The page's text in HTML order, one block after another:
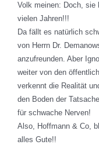
Volk meinen: Doch,
vielen Jahren!!!
Da fällt es natürlich
von Herrn Dr.
anzufreunden. Aber
weiter von den
verkennt die Realität
den Boden der
für schwache Nerven!
Also, Hoffmann & Co,
alles Gute!!